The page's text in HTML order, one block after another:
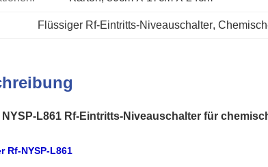
Flüssiger Rf-Eintritts-Niveauschalter,
L861 Rf-Eintritts-Niveauschalter für
Rf-NYSP-L861